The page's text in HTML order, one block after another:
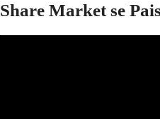
Share Market se